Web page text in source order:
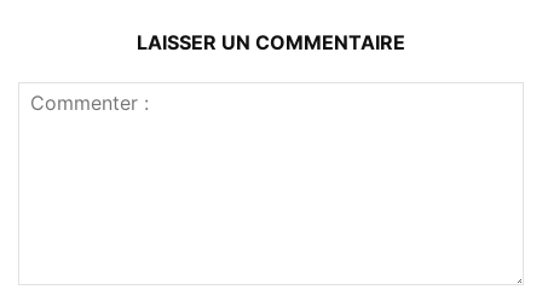
LAISSER UN COMMENTAIRE